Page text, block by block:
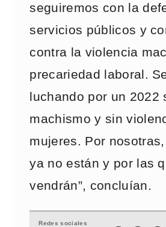
seguiremos con la
servicios públicos y
contra la violencia
precariedad laboral.
luchando por un 2022
machismo y sin
mujeres. Por
ya no están y por las
vendrán”, concluían.
Redes sociales